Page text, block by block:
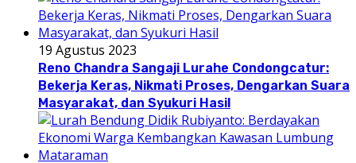
19 Agustus 2023
Reno Chandra Sangaji Lurahe Condongcatur:
Bekerja Keras, Nikmati Proses, Dengarkan Suara
Masyarakat, dan Syukuri Hasil